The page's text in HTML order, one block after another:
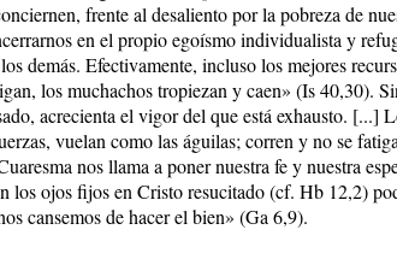
frente al desaliento por la pobreza de
en el propio egoísmo individualista y
demás. Efectivamente, incluso los mejores
los muchachos tropiezan y caen» (Is 40,30).
acrecienta el vigor del que está exhausto. [...]
vuelan como las águilas; corren y no se
nos llama a poner nuestra fe y nuestra
los ojos fijos en Cristo resucitado (cf. Hb 12,2)
cansemos de hacer el bien» (Ga 6,9).